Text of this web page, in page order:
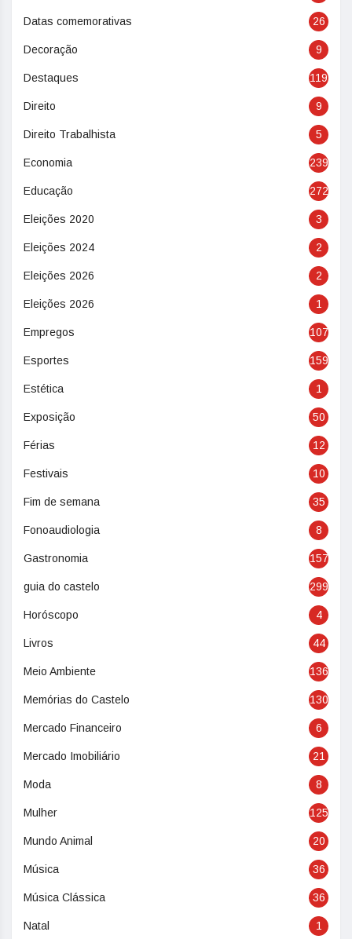
Datas comemorativas 26
Decoração 9
Destaques 119
Direito 9
Direito Trabalhista 5
Economia 239
Educação 272
Eleições 2020 3
Eleições 2024 2
Eleições 2026 2
Eleições 2026 1
Empregos 107
Esportes 159
Estética 1
Exposição 50
Férias 12
Festivais 10
Fim de semana 35
Fonoaudiologia 8
Gastronomia 157
guia do castelo 299
Horóscopo 4
Livros 44
Meio Ambiente 136
Memórias do Castelo 130
Mercado Financeiro 6
Mercado Imobiliário 21
Moda 8
Mulher 125
Mundo Animal 20
Música 36
Música Clássica 36
Natal 1